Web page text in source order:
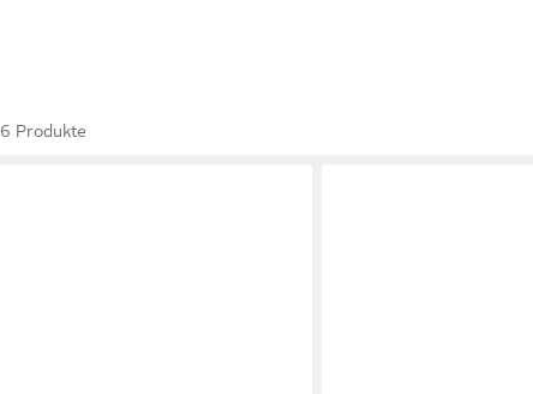
6 Produkte